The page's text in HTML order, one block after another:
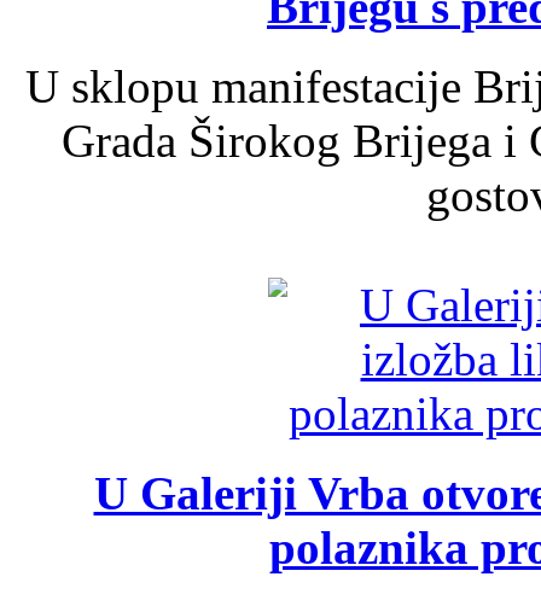
U sklopu manifestacije
Grada Širokog Brijega
U Galeriji Vrba
polaznika